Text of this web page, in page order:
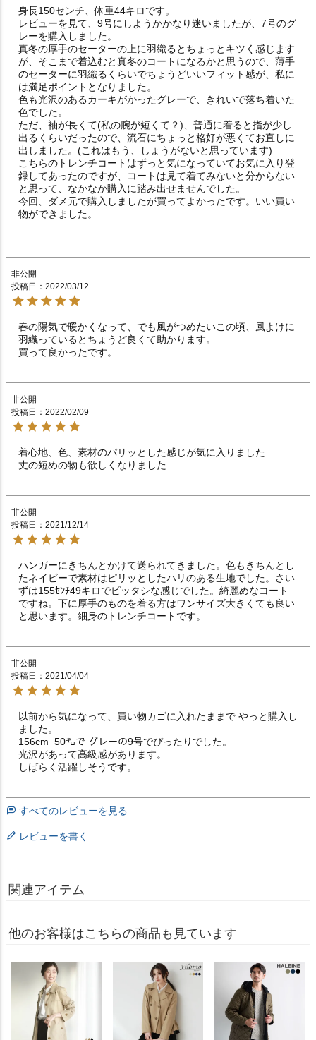
身長150センチ、体重44キロです。
レビューを見て、9号にしようかかなり迷いましたが、7号のグ
レーを購入しました。
真冬の厚手のセーターの上に羽織るとちょっとキツく感じます
が、そこまで着込むと真冬のコートになるかと思うので、薄手
のセーターに羽織るくらいでちょうどいいフィット感が、私に
は満足ポイントとなりました。
色も光沢のあるカーキがかったグレーで、きれいで落ち着いた
色でした。
ただ、袖が長くて(私の腕が短くて？)、普通に着ると指が少し
出るくらいだったので、流石にちょっと格好が悪くてお直しに
出しました。(これはもう、しょうがないと思っています)
こちらのトレンチコートはずっと気になっていてお気に入り登
録してあったのですが、コートは見て着てみないと分からない
と思って、なかなか購入に踏み出せませんでした。
今回、ダメ元で購入しましたが買ってよかったです。いい買い
物ができました。
非公開
投稿日
2022/03/12
春の陽気で暖かくなって、でも風がつめたいこの頃、風よけに
羽織っているとちょうど良くて助かります。
買って良かったです。
非公開
投稿日
2022/02/09
着心地、色、素材のパリッとした感じが気に入りました
丈の短めの物も欲しくなりました
非公開
投稿日
2021/12/14
ハンガーにきちんとかけて送られてきました。色もきちんとし
たネイビーで素材はピリッとしたハリのある生地でした。さい
ずは155ｾﾝﾁ49キロでピッタシな感じでした。綺麗めなコート
ですね。下に厚手のものを着る方はワンサイズ大きくても良い
と思います。細身のトレンチコートです。
非公開
投稿日
2021/04/04
以前から気になって、買い物カゴに入れたままで やっと購入し
ました。
156cm  50㌔で グレーの9号でぴったりでした。
光沢があって高級感があります。
しばらく活躍しそうです。
すべてのレビューを見る
レビューを書く
関連アイテム
他のお客様はこちらの商品も見ています